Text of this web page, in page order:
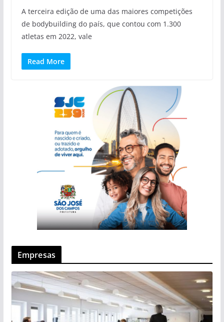
A terceira edição de uma das maiores competições
de bodybuilding do país, que contou com 1.300
atletas em 2022, vale
Read More
Empresas